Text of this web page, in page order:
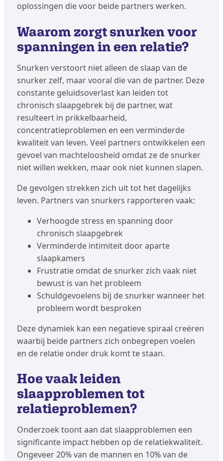
oplossingen die voor beide partners werken.
Waarom zorgt snurken voor
spanningen in een relatie?
Snurken verstoort niet alleen de slaap van de
snurker zelf, maar vooral die van de partner. Deze
constante geluidsoverlast kan leiden tot
chronisch slaapgebrek bij de partner, wat
resulteert in prikkelbaarheid,
concentratieproblemen en een verminderde
kwaliteit van leven. Veel partners ontwikkelen een
gevoel van machteloosheid omdat ze de snurker
niet willen wekken, maar ook niet kunnen slapen.
De gevolgen strekken zich uit tot het dagelijks
leven. Partners van snurkers rapporteren vaak:
Verhoogde stress en spanning door
chronisch slaapgebrek
Verminderde intimiteit door aparte
slaapkamers
Frustratie omdat de snurker zich vaak niet
bewust is van het probleem
Schuldgevoelens bij de snurker wanneer het
probleem wordt besproken
Deze dynamiek kan een negatieve spiraal creëren
waarbij beide partners zich onbegrepen voelen
en de relatie onder druk komt te staan.
Hoe vaak leiden
slaapproblemen tot
relatieproblemen?
Onderzoek toont aan dat slaapproblemen een
significante impact hebben op de relatiekwaliteit.
Ongeveer 20% van de mannen en 10% van de